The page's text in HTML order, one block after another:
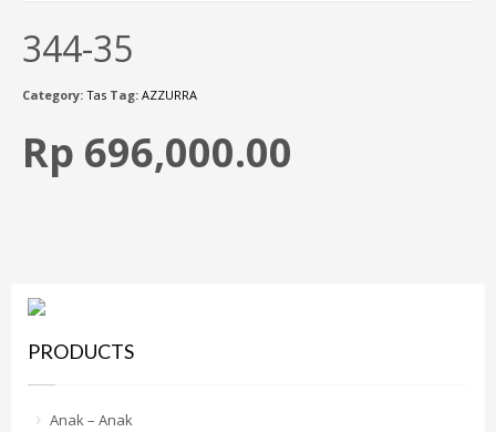
344-35
Category: Tas Tag: AZZURRA
Rp 696,000.00
PRODUCTS
Anak – Anak